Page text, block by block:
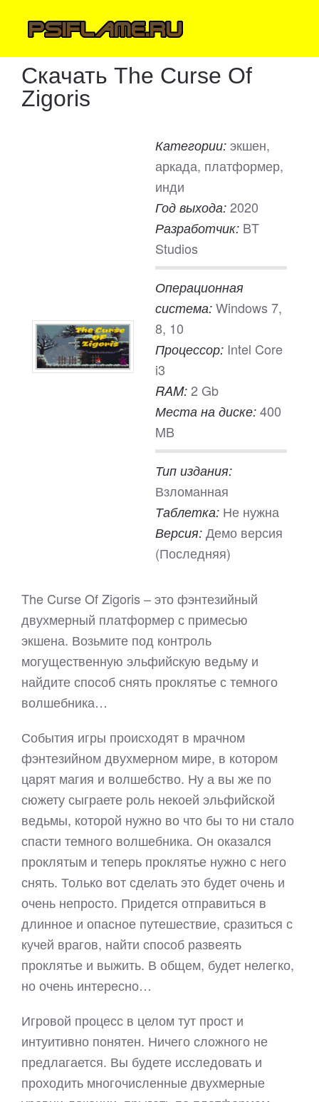
Скачать The Curse Of
Zigoris
Категории: экшен,
аркада, платформер,
инди
Год выхода: 2020
Разработчик: BT
Studios
Операционная
система: Windows 7,
8, 10
Процессор: Intel Core
i3
RAM: 2 Gb
Места на диске: 400
MB
Тип издания:
Взломанная
Таблетка: Не нужна
Версия: Демо версия
(Последняя)
The Curse Of Zigoris – это фэнтезийный
двухмерный платформер с примесью
экшена. Возьмите под контроль
могущественную эльфийскую ведьму и
найдите способ снять проклятье с темного
волшебника…
События игры происходят в мрачном
фэнтезийном двухмерном мире, в котором
царят магия и волшебство. Ну а вы же по
сюжету сыграете роль некоей эльфийской
ведьмы, которой нужно во что бы то ни стало
спасти темного волшебника. Он оказался
проклятым и теперь проклятье нужно с него
снять. Только вот сделать это будет очень и
очень непросто. Придется отправиться в
длинное и опасное путешествие, сразиться с
кучей врагов, найти способ развеять
проклятье и выжить. В общем, будет нелегко,
но очень интересно…
Игровой процесс в целом тут прост и
интуитивно понятен. Ничего сложного не
предлагается. Вы будете исследовать и
проходить многочисленные двухмерные